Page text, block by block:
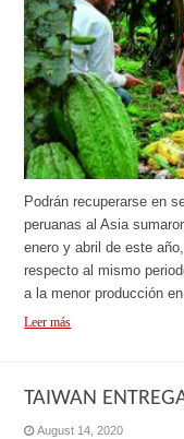
Podrán recuperarse en
peruanas al Asia
enero y abril de este
respecto al mismo
a la menor producción
Leer más
TAIWAN
August 14, 2020